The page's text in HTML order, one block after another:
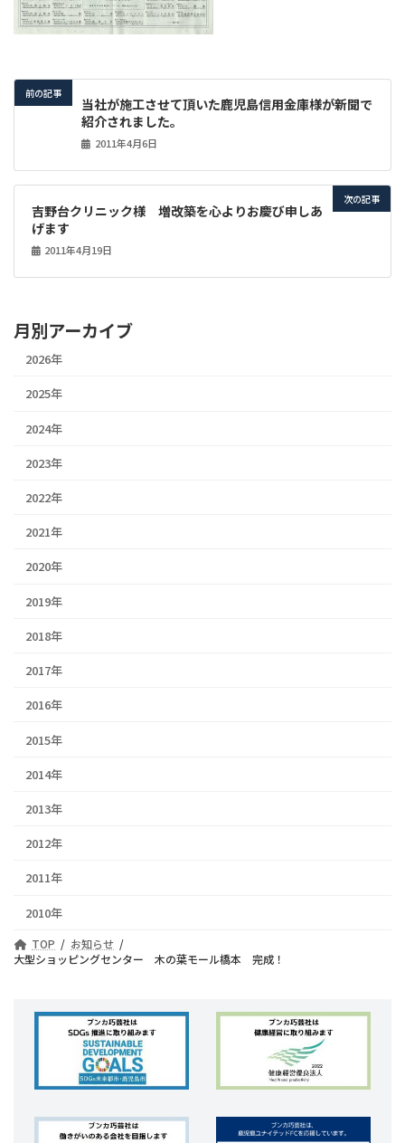
前の記事
当社が施工させて頂いた鹿児島信用金庫様が新聞で
紹介されました。
2011年4月6日
次の記事
吉野台クリニック様 増改築を心よりお慶び申しあ
げます
2011年4月19日
月別アーカイブ
2026年
2025年
2024年
2023年
2022年
2021年
2020年
2019年
2018年
2017年
2016年
2015年
2014年
2013年
2012年
2011年
2010年
TOP
お知らせ
大型ショッピングセンター 木の葉モール橋本 完成！